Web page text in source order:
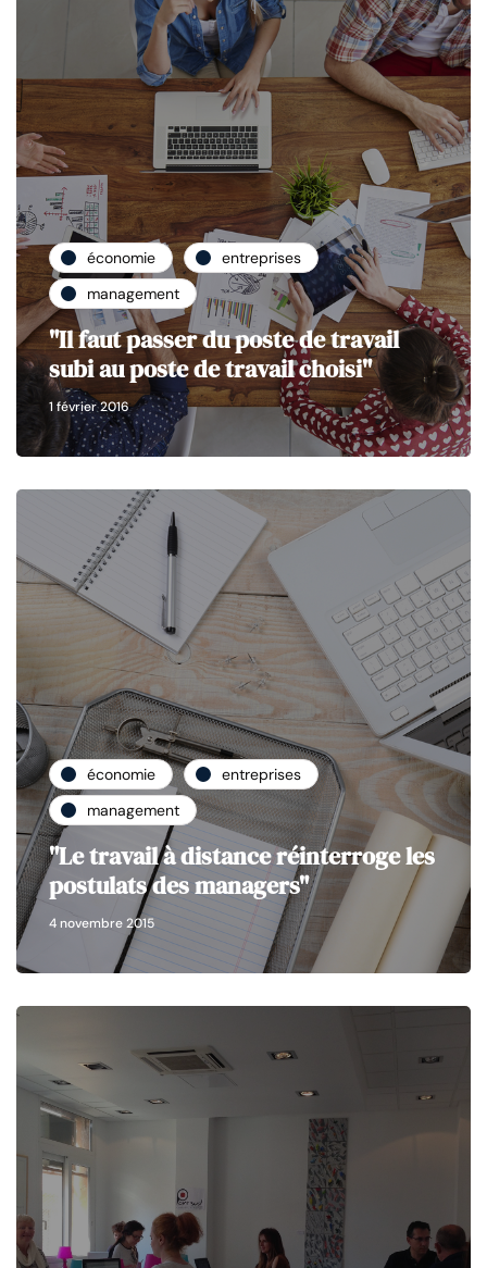
économie
entreprises
management
"Il faut passer du poste de travail
subi au poste de travail choisi"
1 février 2016
économie
entreprises
management
"Le travail à distance réinterroge les
postulats des managers"
4 novembre 2015